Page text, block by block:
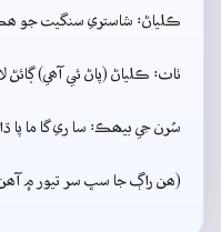
ڪلياڻ: شاستري سنگيت جو
ٺاٺ: ڪلياڻ (پاڻ ئي آھي)
سُرن جي بيھڪ: سا ري گا ما پا
(ھن راڳ جا سڀ سر تيور ۾